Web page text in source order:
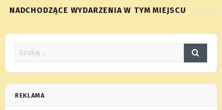
NADCHODZĄCE WYDARZENIA W TYM MIEJSCU
REKLAMA